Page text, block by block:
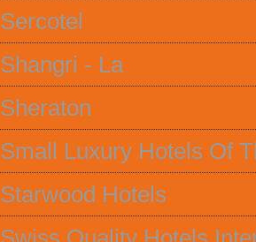
Sercotel
Shangri - La
Sheraton
Small Luxury Hotels Of
Starwood Hotels